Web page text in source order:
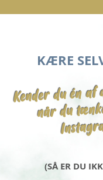
KÆRE
Kender du én af
når du
(SÅ ER DU